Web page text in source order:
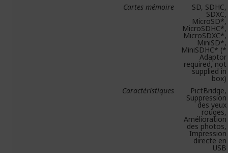
Cartes mémoire
SD, SDHC,
SDXC,
MicroSD*,
MicroSDHC*,
MicroSDXC*,
MiniSD*,
MiniSDHC* (*
Adaptor
required, not
supplied in
box)
Caractéristiques
PictBridge,
Suppression
des yeux
rouges,
Amélioration
des photos,
Impression
directe en
USB